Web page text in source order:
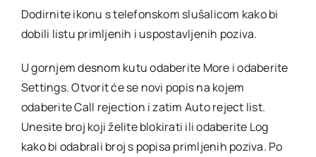
Dodirnite ikonu s telefonskom slušalicom kako bi
dobili listu primljenih i uspostavljenih poziva.
U gornjem desnom kutu odaberite More i odaberite
Settings. Otvorit će se novi popis na kojem
odaberite Call rejection i zatim Auto reject list.
Unesite broj koji želite blokirati ili odaberite Log
kako bi odabrali broj s popisa primljenih poziva. Po